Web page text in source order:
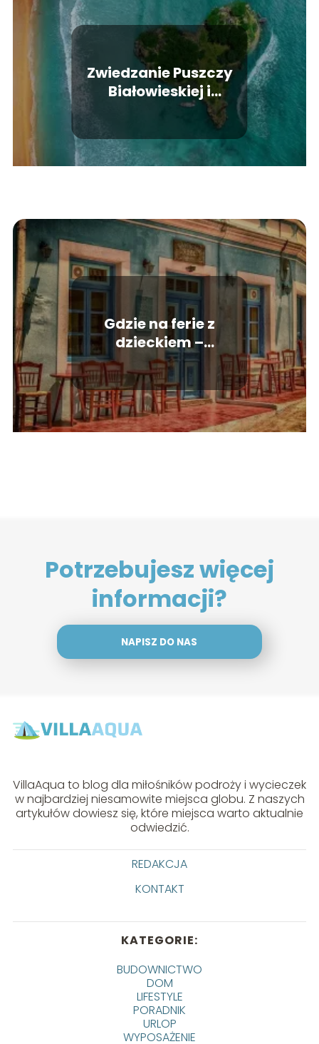
Zwiedzanie Puszczy
Białowieskiej i
Białowieży. Co warto
Gdzie na ferie z
dzieckiem –
propozycje, które
trzeba przemyśleć
Potrzebujesz więcej
informacji?
NAPISZ DO NAS
VillaAqua to blog dla miłośników podroży i wycieczek
w najbardziej niesamowite miejsca globu. Z naszych
artykułów dowiesz się, które miejsca warto aktualnie
odwiedzić.
REDAKCJA
KONTAKT
KATEGORIE:
BUDOWNICTWO
DOM
LIFESTYLE
PORADNIK
URLOP
WYPOSAŻENIE